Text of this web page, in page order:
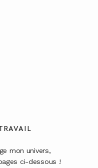
mon univers,
ci-dessous !